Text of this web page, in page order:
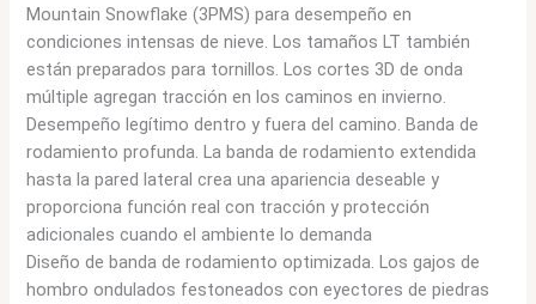
Mountain Snowflake (3PMS) para desempeño en
condiciones intensas de nieve. Los tamaños LT también
están preparados para tornillos. Los cortes 3D de onda
múltiple agregan tracción en los caminos en invierno.
Desempeño legítimo dentro y fuera del camino. Banda de
rodamiento profunda. La banda de rodamiento extendida
hasta la pared lateral crea una apariencia deseable y
proporciona función real con tracción y protección
adicionales cuando el ambiente lo demanda
Diseño de banda de rodamiento optimizada. Los gajos de
hombro ondulados festoneados con eyectores de piedras